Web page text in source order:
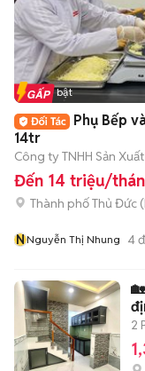
Tin nổi bật
Phụ Bếp và Sơ
14tr
Công ty TNHH Sản
Đến 14 triệu/
Thành phố Thủ Đức (
NNguyễn Thị Nhung 4
2